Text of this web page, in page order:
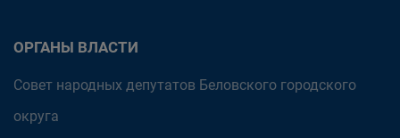
ОРГАНЫ ВЛАСТИ
Совет народных депутатов Беловского городского
округа